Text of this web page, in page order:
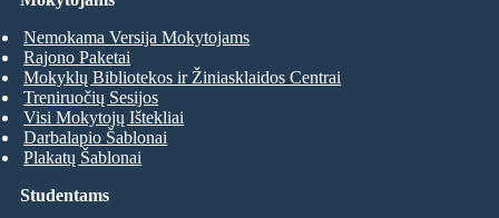
Studentams
Nemokama Versija Mokytojams
Rajono Paketai
Mokyklų Bibliotekos ir Žiniasklaidos Centrai
Treniruočių Sesijos
Visi Mokytojų Ištekliai
Darbalapio Šablonai
Plakatų Šablonai